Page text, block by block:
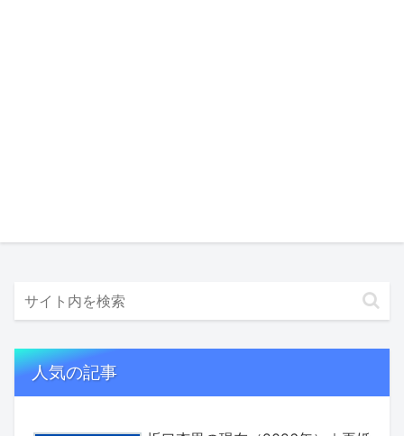
人気の記事